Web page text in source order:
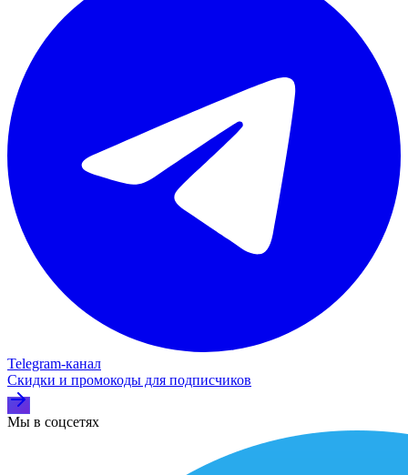
Telegram‑канал
Скидки и промокоды для подписчиков
Мы в соцсетях